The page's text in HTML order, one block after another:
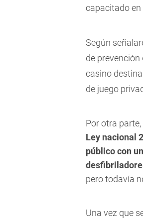
capacitado en
Según
de
casino
de juego
Por otra
Ley nacional
público con
pero todavía
Una vez que